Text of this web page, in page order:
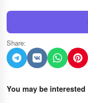
Share:
You may be interested